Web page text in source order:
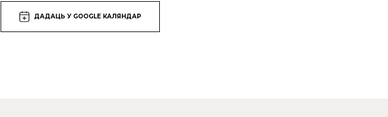
ДАДАЦЬ У GOOGLE КАЛЯНДАР